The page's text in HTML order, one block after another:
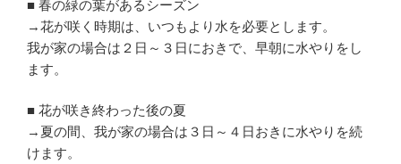
■ 春の緑の葉があるシーズン
→花が咲く時期は、いつもより水を必要とします。
我が家の場合は２日～３日におきで、早朝に水やりをし
ます。
■ 花が咲き終わった後の夏
→夏の間、我が家の場合は３日～４日おきに水やりを続
けます。